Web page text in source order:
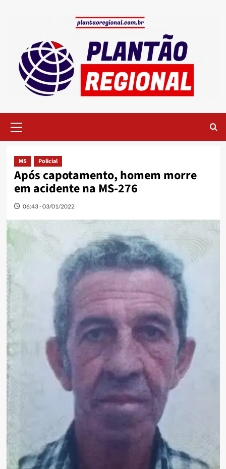
Menu
MS Policial
Após capotamento, homem morre
em acidente na MS-276
06:43 - 03/01/2022